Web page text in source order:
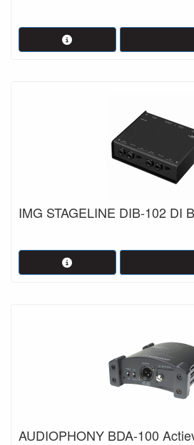
IMG STAGELINE DIB-102 DI
AUDIOPHONY BDA-100